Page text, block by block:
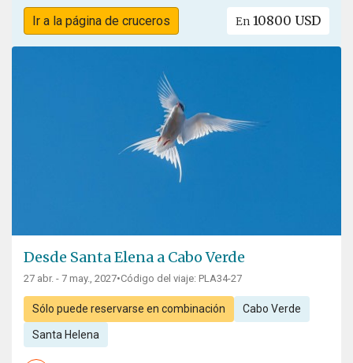
Ir a la página de cruceros En 10800 USD
Desde Santa Elena a Cabo Verde
27 abr. - 7 may., 2027•Código del viaje: PLA34-27
Sólo puede reservarse en combinación Cabo Verde
Santa Helena